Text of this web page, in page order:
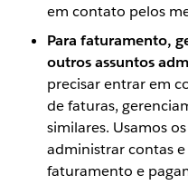
em contato pelos
Para faturamento,
outros assuntos
precisar entrar em
de faturas,
similares. Usamos
administrar contas
faturamento e